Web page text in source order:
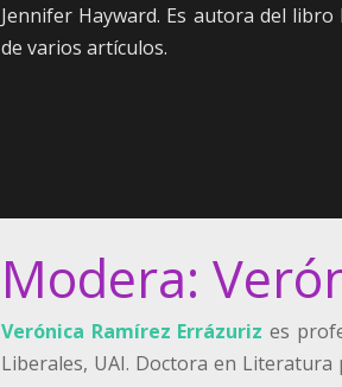
Jennifer Hayward. Es autora del libro
de varios artículos.
Modera:
Verónica Ramírez Errázuriz es
Liberales, UAI. Doctora en Literatura